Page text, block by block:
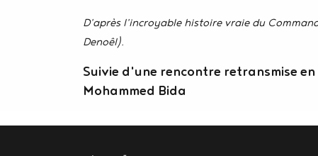
D'après l'incroyable histoire vraie du
Denoêl).
Suivie d'une rencontre retransmise
Mohammed Bida